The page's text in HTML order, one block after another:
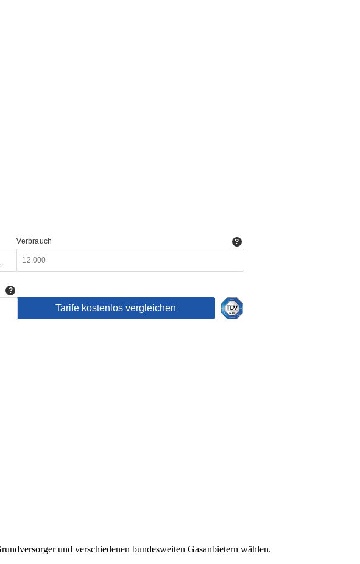
und verschiedenen bundesweiten Gasanbietern wählen.